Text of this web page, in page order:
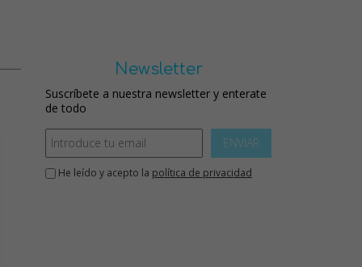
Newsletter
Suscríbete a nuestra newsletter y enterate
de todo
ENVIAR
He leído y acepto la política de privacidad